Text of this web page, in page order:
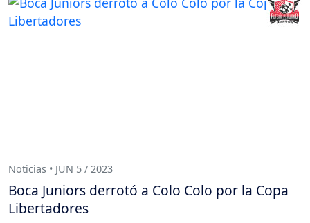
Noticias • JUN 5 / 2023
Boca Juniors derrotó a Colo Colo por la Copa
Libertadores